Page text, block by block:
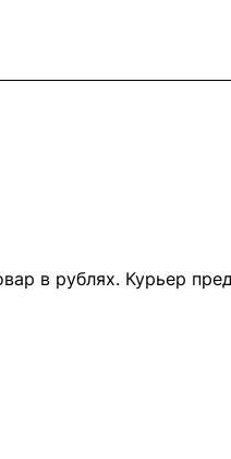
в рублях. Курьер